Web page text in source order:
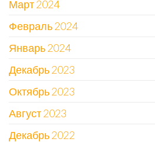
Март 2024
Февраль 2024
Январь 2024
Декабрь 2023
Октябрь 2023
Август 2023
Декабрь 2022